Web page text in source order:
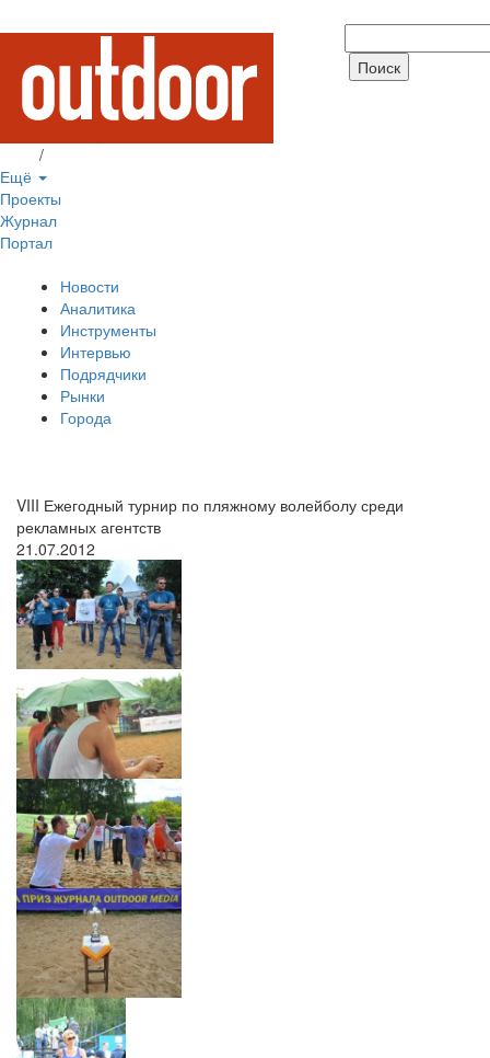
/
Ещё
Проекты
Журнал
Портал
Новости
Аналитика
Инструменты
Интервью
Подрядчики
Рынки
Города
VIII Ежегодный турнир по пляжному волейболу среди
рекламных агентств
21.07.2012